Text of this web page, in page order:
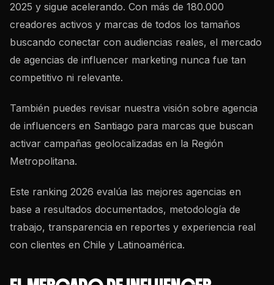
2025 y sigue acelerando. Con más de 180.000
creadores activos y marcas de todos los tamaños
buscando conectar con audiencias reales, el mercado
de agencias de influencer marketing nunca fue tan
competitivo ni relevante.
También puedes revisar nuestra visión sobre agencia
de influencers en Santiago para marcas que buscan
activar campañas geolocalizadas en la Región
Metropolitana.
Este ranking 2026 evalúa las mejores agencias en
base a resultados documentados, metodología de
trabajo, transparencia en reportes y experiencia real
con clientes en Chile y Latinoamérica.